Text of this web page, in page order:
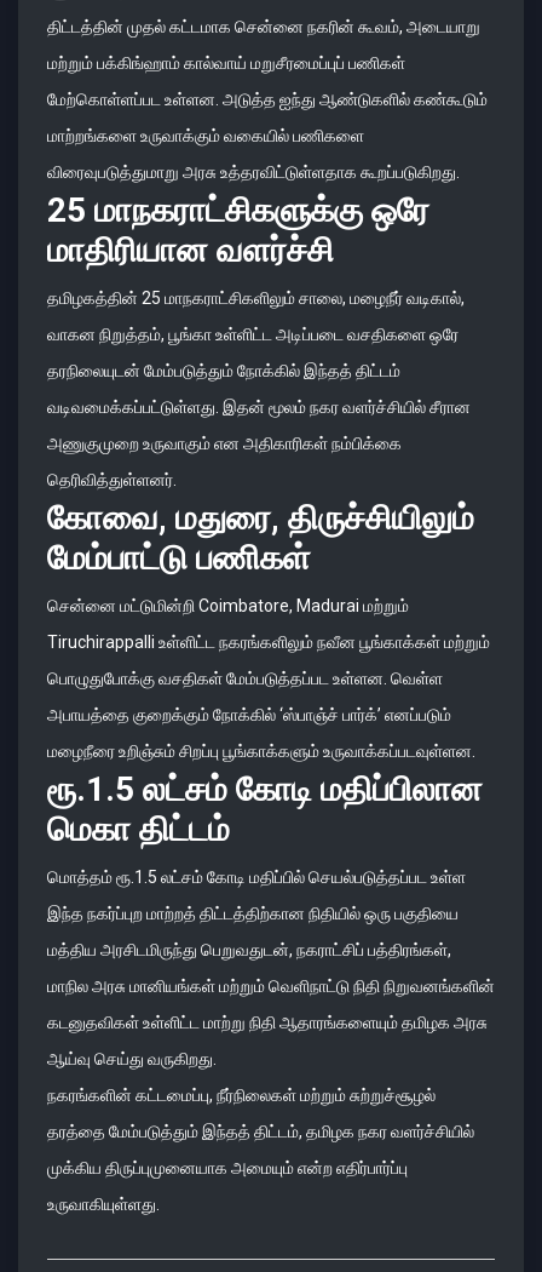
திட்டத்தின் முதல் கட்டமாக சென்னை நகரின் கூவம், அடையாறு
மற்றும் பக்கிங்ஹாம் கால்வாய் மறுசீரமைப்புப் பணிகள்
மேற்கொள்ளப்பட உள்ளன. அடுத்த ஐந்து ஆண்டுகளில் கண்கூடும்
மாற்றங்களை உருவாக்கும் வகையில் பணிகளை
விரைவுபடுத்துமாறு அரசு உத்தரவிட்டுள்ளதாக கூறப்படுகிறது.
25 மாநகராட்சிகளுக்கு ஒரே
மாதிரியான வளர்ச்சி
தமிழகத்தின் 25 மாநகராட்சிகளிலும் சாலை, மழைநீர் வடிகால்,
வாகன நிறுத்தம், பூங்கா உள்ளிட்ட அடிப்படை வசதிகளை ஒரே
தரநிலையுடன் மேம்படுத்தும் நோக்கில் இந்தத் திட்டம்
வடிவமைக்கப்பட்டுள்ளது. இதன் மூலம் நகர வளர்ச்சியில் சீரான
அணுகுமுறை உருவாகும் என அதிகாரிகள் நம்பிக்கை
தெரிவித்துள்ளனர்.
கோவை, மதுரை, திருச்சியிலும்
மேம்பாட்டு பணிகள்
சென்னை மட்டுமின்றி Coimbatore, Madurai மற்றும்
Tiruchirappalli உள்ளிட்ட நகரங்களிலும் நவீன பூங்காக்கள் மற்றும்
பொழுதுபோக்கு வசதிகள் மேம்படுத்தப்பட உள்ளன. வெள்ள
அபாயத்தை குறைக்கும் நோக்கில் ‘ஸ்பாஞ்ச் பார்க்’ எனப்படும்
மழைநீரை உறிஞ்சும் சிறப்பு பூங்காக்களும் உருவாக்கப்படவுள்ளன.
ரூ.1.5 லட்சம் கோடி மதிப்பிலான
மெகா திட்டம்
மொத்தம் ரூ.1.5 லட்சம் கோடி மதிப்பில் செயல்படுத்தப்பட உள்ள
இந்த நகர்ப்புற மாற்றத் திட்டத்திற்கான நிதியில் ஒரு பகுதியை
மத்திய அரசிடமிருந்து பெறுவதுடன், நகராட்சிப் பத்திரங்கள்,
மாநில அரசு மானியங்கள் மற்றும் வெளிநாட்டு நிதி நிறுவனங்களின்
கடனுதவிகள் உள்ளிட்ட மாற்று நிதி ஆதாரங்களையும் தமிழக அரசு
ஆய்வு செய்து வருகிறது.
நகரங்களின் கட்டமைப்பு, நீர்நிலைகள் மற்றும் சுற்றுச்சூழல்
தரத்தை மேம்படுத்தும் இந்தத் திட்டம், தமிழக நகர வளர்ச்சியில்
முக்கிய திருப்புமுனையாக அமையும் என்ற எதிர்பார்ப்பு
உருவாகியுள்ளது.